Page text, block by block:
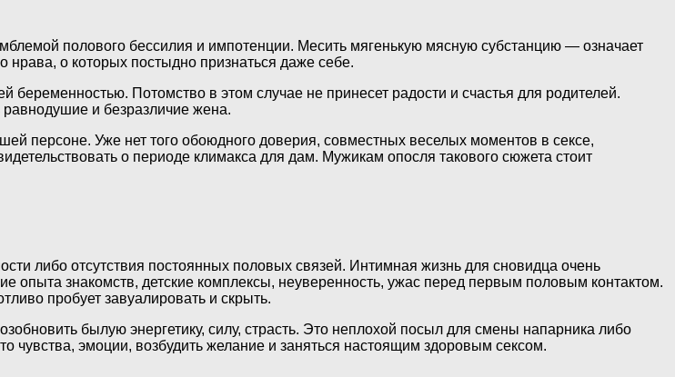
полового бессилия и импотенции. Месить мягенькую мясную субстанцию — означает
нрава, о которых постыдно признаться даже себе.
Потомство в этом случае не принесет радости и счастья для родителей.
и безразличие жена.
персоне. Уже нет того обоюдного доверия, совместных веселых моментов в сексе,
о периоде климакса для дам. Мужикам опосля такового сюжета стоит
либо отсутствия постоянных половых связей. Интимная жизнь для сновидца очень
опыта знакомств, детские комплексы, неуверенность, ужас перед первым половым контактом.
пробует завуалировать и скрыть.
былую энергетику, силу, страсть. Это неплохой посыл для смены напарника либо
чувства, эмоции, возбудить желание и заняться настоящим здоровым сексом.